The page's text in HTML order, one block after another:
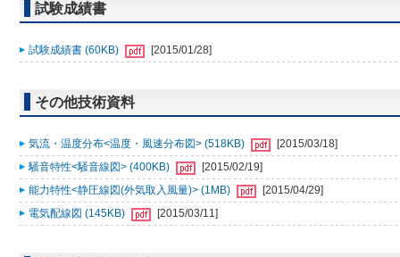
試験成績書
試験成績書 (60KB) [2015/01/28]
その他技術資料
気流・温度分布<温度・風速分布図> (518KB)
[2015/03/18]
騒音特性<騒音線図> (400KB)
[2015/02/19]
能力特性<静圧線図(外気取入風量)> (1MB)
[2015/04/29]
電気配線図 (145KB)
[2015/03/11]